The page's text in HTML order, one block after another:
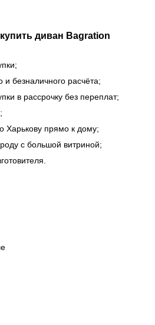
диван Bagration
и безналичного расчёта;
в рассрочку без переплат;
Харькову прямо к дому;
с большой витриной;